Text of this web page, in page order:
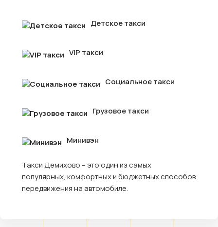
Детское такси
VIP такси
Социальное такси
Грузовое такси
Минивэн
Такси Демихово – это один из самых
популярных, комфортных и бюджетных способов
передвижения на автомобиле.